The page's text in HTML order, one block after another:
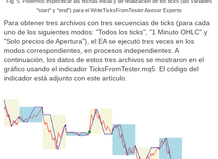
"start" y "end") para el WriteTicksFromTester Asesor Experto
Para obtener tres archivos con tres secuencias de ticks (para cada
uno de los siguientes modos: "Todos los ticks", "1 Minuto OHLC" y
"Solo precios de Apertura"), el EA se ejecutó tres veces en los
modos correspondientes, en procesos independientes. A
continuación, los datos de estos tres archivos se mostraron en el
gráfico usando el indicador TicksFromTester.mq5. El código del
indicador está adjunto con este artículo.